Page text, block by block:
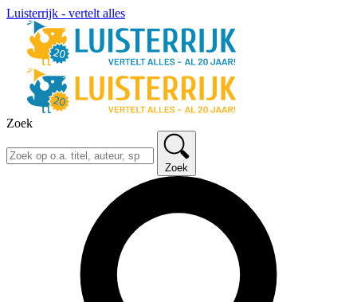
Luisterrijk - vertelt alles
Zoek
Zoek